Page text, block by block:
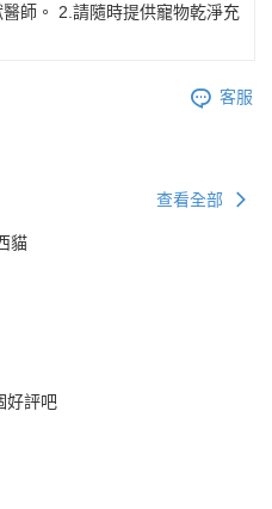
師。 2.請隨時提供寵物乾淨充
客服
查看全部
貓
好評吧